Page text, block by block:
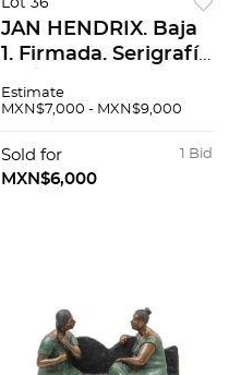
Lot 36
JAN HENDRIX. Baja
1. Firmada. Serigrafía
medidas imagen /
Estimate
MXN$7,000 - MXN$9,000
1 Bid
Sold for
MXN$6,000